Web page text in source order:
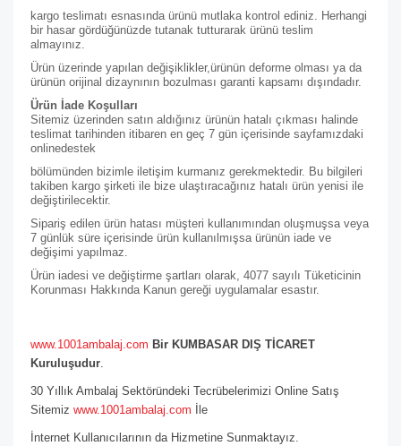
kargo teslimatı esnasında ürünü mutlaka kontrol ediniz. Herhangi
bir hasar gördüğünüzde tutanak tutturarak ürünü teslim
almayınız.
Ürün üzerinde yapılan değişiklikler,ürünün deforme olması ya da
ürünün orijinal dizaynının bozulması garanti kapsamı dışındadır.
Ürün İade Koşulları
Sitemiz üzerinden satın aldığınız ürünün hatalı çıkması halinde
teslimat tarihinden itibaren en geç 7 gün içerisinde sayfamızdaki
onlinedestek
bölümünden bizimle iletişim kurmanız gerekmektedir. Bu bilgileri
takiben kargo şirketi ile bize ulaştıracağınız hatalı ürün yenisi ile
değiştirilecektir.
Sipariş edilen ürün hatası müşteri kullanımından oluşmuşsa veya
7 günlük süre içerisinde ürün kullanılmışsa ürünün iade ve
değişimi yapılmaz.
Ürün iadesi ve değiştirme şartları olarak, 4077 sayılı Tüketicinin
Korunması Hakkında Kanun gereği uygulamalar esastır.
www.1001ambalaj.com Bir KUMBASAR DIŞ TİCARET
Kuruluşudur
30 Yıllık Ambalaj Sektöründeki Tecrübelerimizi Online Satış
Sitemiz www.1001ambalaj.com İle
İnternet Kullanıcılarının da Hizmetine Sunmaktayız.